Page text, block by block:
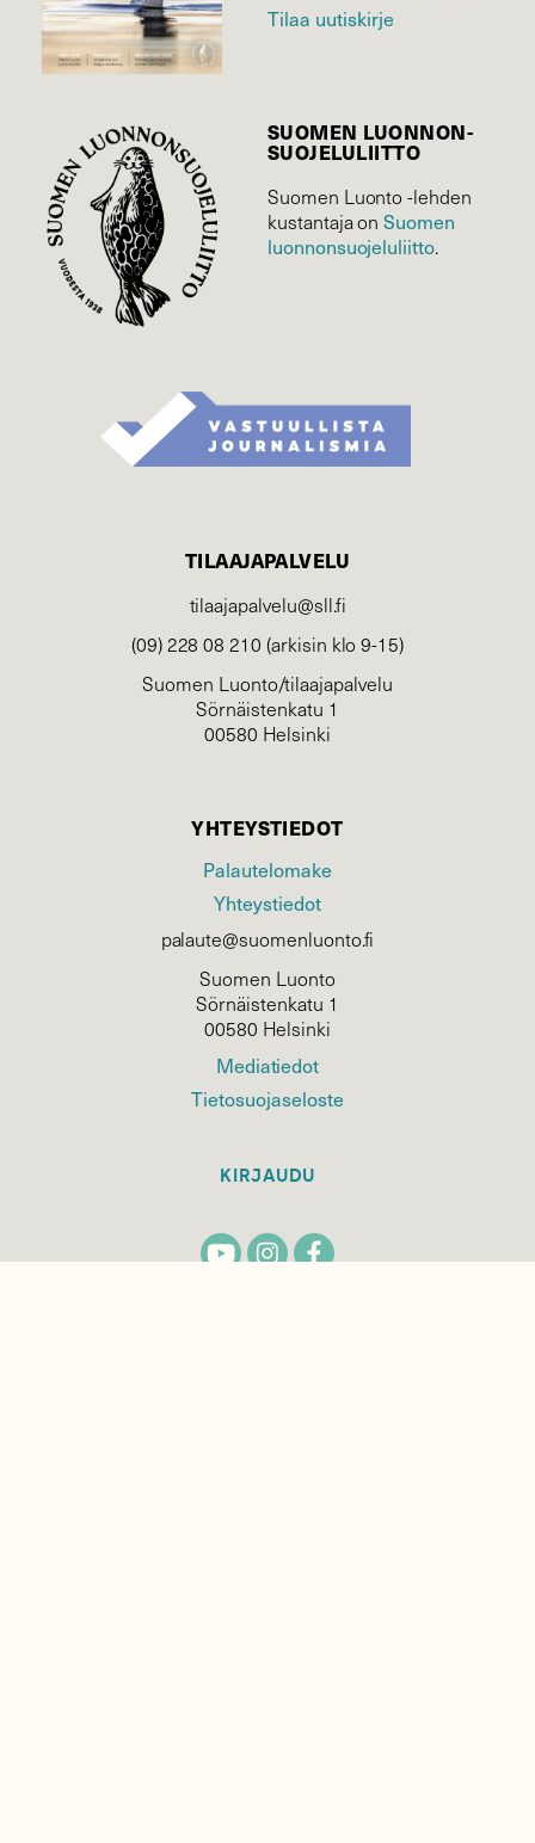
Tilaa uutiskirje
SUOMEN LUONNON­
SUOJELU­LIITTO
Suomen Luonto -lehden
kustantaja onSuomen
luonnonsuojelu­liitto.
TILAAJAPALVELU
tilaajapalvelu@sll.fi
(09) 228 08 210 (arkisin klo 9-15)
Suomen Luonto/tilaajapalvelu
Sörnäistenkatu 1
00580 Helsinki
YHTEYSTIEDOT
Palautelomake
Yhteystiedot
palaute@suomenluonto.fi
Suomen Luonto
Sörnäistenkatu 1
00580 Helsinki
Mediatiedot
Tietosuojaseloste
KIRJAUDU